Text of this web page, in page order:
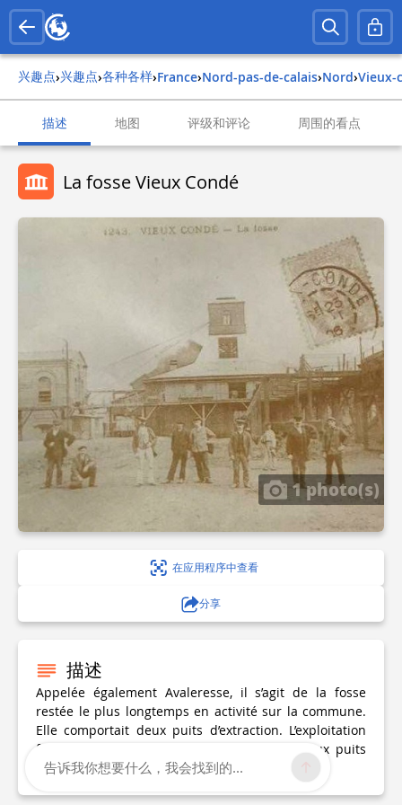
兴趣点› 兴趣点› 各种各样› france› nord-pas-de-calais› nord›
描述 地图 评级和评论 周围的看点
La fosse Vieux Condé
1 photo(s)
在应用程序中查看
分享
描述
Appelée également Avaleresse, il s’agit de la fosse
restée le plus longtemps en activité sur la commune.
Elle comportait deux puits d’extraction. L’exploitation
fut définitivement arrêtée en 1982 et les deux puits
furent comblés la même année.
告诉我你想要什么，我会找到的...